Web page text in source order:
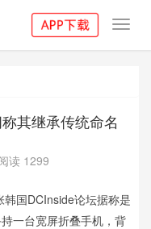
其继承传统命名
读 1299
国DCInside论坛据称是
一台宽屏折叠手机，背